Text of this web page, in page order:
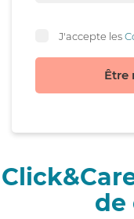
J'accepte les
Être
de